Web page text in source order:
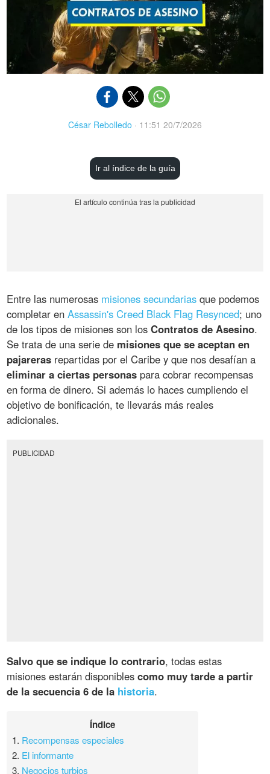
César Rebolledo · 11:51 20/7/2026
Ir al índice de la guía
Entre las numerosas misiones secundarias que podemos
completar enAssassin's Creed Black Flag Resynced; uno
de los tipos de misiones son losContratos de Asesino.
Se trata de una serie de misiones que se aceptan en
pajareras repartidas por el Caribe y que nos desafían a
eliminar a ciertas personas para cobrar recompensas
en forma de dinero. Si además lo haces cumpliendo el
objetivo de bonificación, te llevarás más reales
adicionales.
PUBLICIDAD
Salvo que se indique lo contrario, todas estas
misiones estarán disponiblescomo muy tarde a partir
de la secuencia 6 de la historia.
Índice
1. Recompensas especiales
2. El informante
3. Negocios turbios